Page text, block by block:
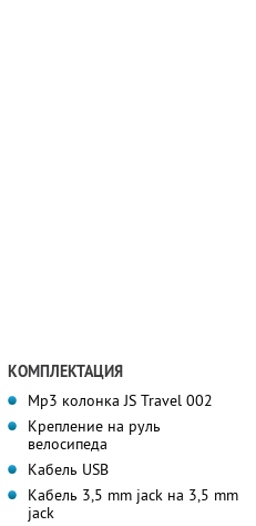
КОМПЛЕКТАЦИЯ
Mp3 колонка JS Travel 002
Крепление на руль
велосипеда
Кабель USB
Кабель 3,5 mm jack на 3,5 mm
jack